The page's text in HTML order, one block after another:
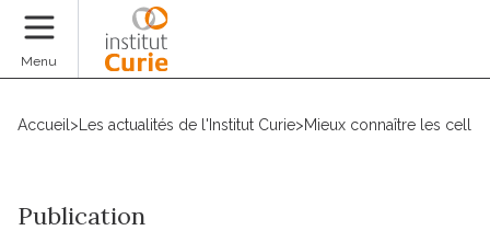
Menu
Accueil > Les actualités de l'Institut Curie>Mieux connaître les
Publication